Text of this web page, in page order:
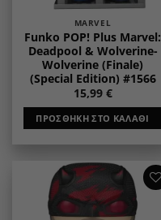
MARVEL
Funko POP! Plus Marvel:
Deadpool & Wolverine-
Wolverine (Finale)
(Special Edition) #1566
15,99 €
ΠΡΟΣΘΉΚΗ ΣΤΟ ΚΑΛΆΘΙ
Add to
wishlist